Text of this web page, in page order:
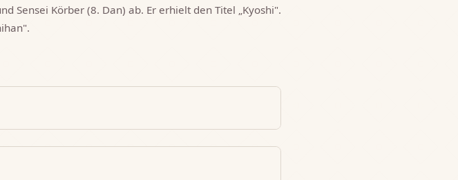
Sensei Körber (8. Dan) ab. Er erhielt den Titel „Kyoshi".